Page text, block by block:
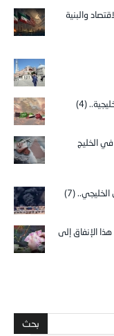
والبنية
(4)
في الخليج
(7)
هذا الإنفاق إلى